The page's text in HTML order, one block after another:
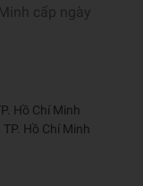
cấp ngày
Hồ Chí Minh
Hồ Chí Minh